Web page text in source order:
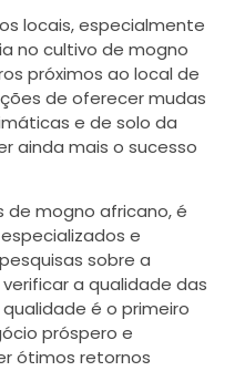
locais, especialmente
no cultivo de mogno
próximos ao local de
de oferecer mudas
e de solo da
ainda mais o sucesso
de mogno africano, é
e
sobre a
a qualidade das
é o primeiro
próspero e
ótimos retornos